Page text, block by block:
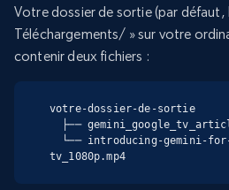
Votre dossier de sortie (par défaut,
Téléchargements/ » sur votre
contenir deux fichiers :
votre-dossier-de-sortie
tv_1080p.mp4